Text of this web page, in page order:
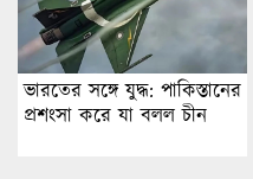
ভারতের সঙ্গে যুদ্ধ: পাকিস্তানের
প্রশংসা করে যা বলল চীন